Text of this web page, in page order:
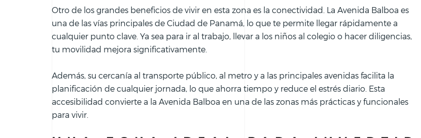
Otro de los grandes beneficios de vivir en esta zona es la conectividad. La Avenida Balboa es
una de las vías principales de Ciudad de Panamá, lo que te permite llegar rápidamente a
cualquier punto clave. Ya sea para ir al trabajo, llevar a los niños al colegio o hacer diligencias,
tu movilidad mejora significativamente.
Además, su cercanía al transporte público, al metro y a las principales avenidas facilita la
planificación de cualquier jornada, lo que ahorra tiempo y reduce el estrés diario. Esta
accesibilidad convierte a la Avenida Balboa en una de las zonas más prácticas y funcionales
para vivir.